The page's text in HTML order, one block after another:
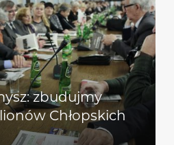
zbudujmy
Chłopskich